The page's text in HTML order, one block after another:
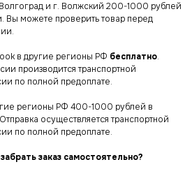
и г. Волжский 200-1000 рублей
Вы можете проверить товар перед
в другие регионы РФ бесплатно.
производится транспортной
по полной предоплате.
регионы РФ 400-1000 рублей в
осуществляется транспортной
по полной предоплате.
заказ самостоятельно?